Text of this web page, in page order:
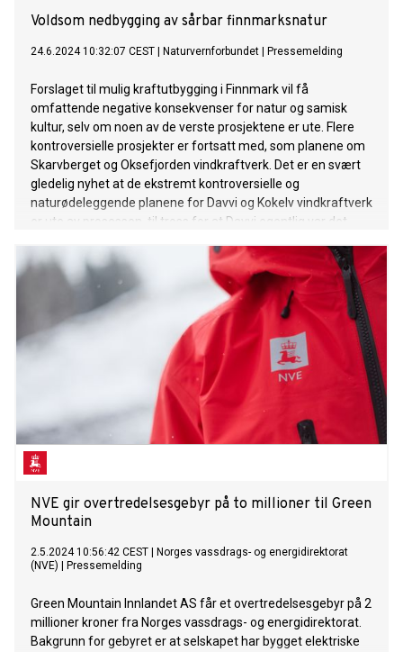
Voldsom nedbygging av sårbar finnmarksnatur
24.6.2024 10:32:07 CEST Naturvernforbundet Pressemelding
Forslaget til mulig kraftutbygging i Finnmark vil få
omfattende negative konsekvenser for natur og samisk
kultur, selv om noen av de verste prosjektene er ute. Flere
kontroversielle prosjekter er fortsatt med, som planene om
Skarvberget og Oksefjorden vindkraftverk. Det er en svært
gledelig nyhet at de ekstremt kontroversielle og
naturødeleggende planene for Davvi og Kokelv vindkraftverk
er ute av prosessen, til tross for at Davvi egentlig var det
NVE gir overtredelsesgebyr på to millioner til Green
Mountain
2.5.2024 10:56:42 CEST
Norges vassdrags- og energidirektorat
(NVE)
Pressemelding
Green Mountain Innlandet AS får et overtredelsesgebyr på 2
millioner kroner fra Norges vassdrags- og energidirektorat.
Bakgrunn for gebyret er at selskapet har bygget elektriske